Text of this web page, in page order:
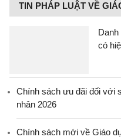
TIN PHÁP LUẬT VỀ
có
Chính sách ưu đãi đối với
nhân 2026
Chính sách mới về Giáo